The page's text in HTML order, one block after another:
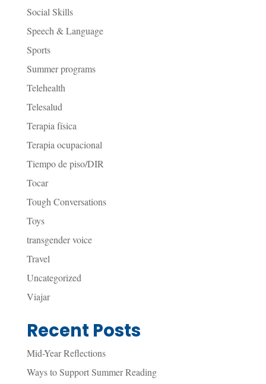
Social Skills
Speech & Language
Sports
Summer programs
Telehealth
Telesalud
Terapia física
Terapia ocupacional
Tiempo de piso/DIR
Tocar
Tough Conversations
Toys
transgender voice
Travel
Uncategorized
Viajar
Recent Posts
Mid-Year Reflections
Ways to Support Summer Reading